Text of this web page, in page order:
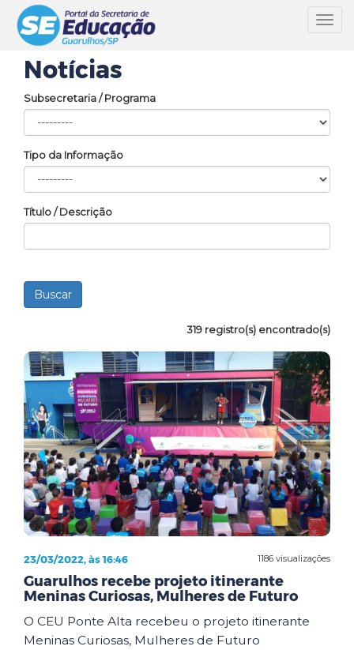
Notícias
Subsecretaria / Programa
Tipo da Informação
Título / Descrição
319 registro(s) encontrado(s)
1186 visualizações
23/03/2022, às 16:46
Guarulhos recebe projeto itinerante
Meninas Curiosas, Mulheres de Futuro
O CEU Ponte Alta recebeu o projeto itinerante
Meninas Curiosas, Mulheres de Futuro